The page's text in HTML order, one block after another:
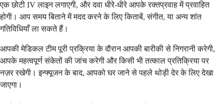
एक छोटी IV लाइन लगाएगी, और दवा धीरे-धीरे आपके रक्तप्रवाह में प्रवाहित
होगी। आप समय बिताने में मदद करने के लिए किताबें, संगीत, या अन्य शांत
गतिविधियाँ ला सकते हैं।
आपकी मेडिकल टीम पूरी प्रक्रिया के दौरान आपकी बारीकी से निगरानी करेगी,
आपके महत्वपूर्ण संकेतों की जांच करेगी और किसी भी तत्काल प्रतिक्रिया पर
नज़र रखेगी। इन्फ्यूजन के बाद, आपको घर जाने से पहले थोड़ी देर के लिए देखा
जाएगा।